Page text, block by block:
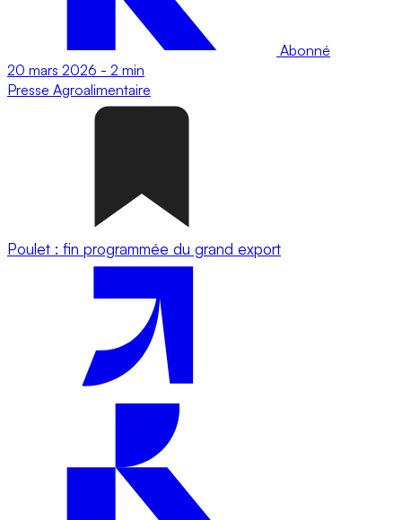
Abonné
20 mars 2026 - 2 min
Presse Agroalimentaire
Poulet : fin programmée du grand export